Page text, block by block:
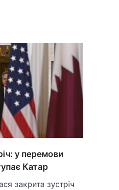
у перемови
Катар
закрита зустріч